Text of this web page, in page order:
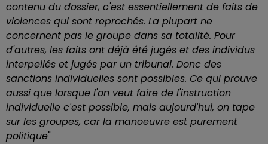
contenu du dossier, c'est essentiellement de faits de
violences qui sont reprochés. La plupart ne
concernent pas le groupe dans sa totalité. Pour
d'autres, les faits ont déjà été jugés et des individus
interpellés et jugés par un tribunal. Donc des
sanctions individuelles sont possibles. Ce qui prouve
aussi que lorsque l'on veut faire de l'instruction
individuelle c'est possible, mais aujourd'hui, on tape
sur les groupes, car la manoeuvre est purement
politique"